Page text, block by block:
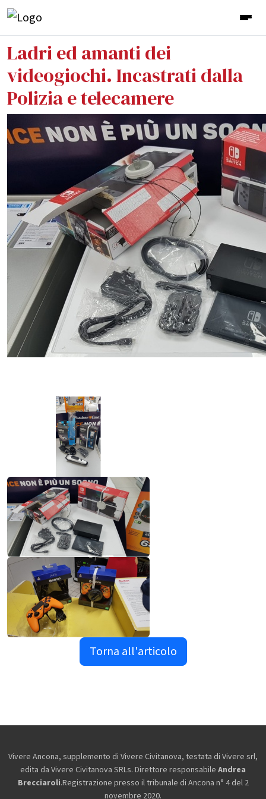
Ladri ed amanti dei
videogiochi. Incastrati dalla
Polizia e telecamere
Torna all'articolo
Vivere Ancona, supplemento di Vivere Civitanova, testata di Vivere srl,
edita da Vivere Civitanova SRLs. Direttore responsabile Andrea
Brecciaroli.Registrazione presso il tribunale di Ancona n° 4 del 2
novembre 2020.